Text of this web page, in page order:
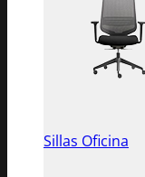
Sillas Oficina